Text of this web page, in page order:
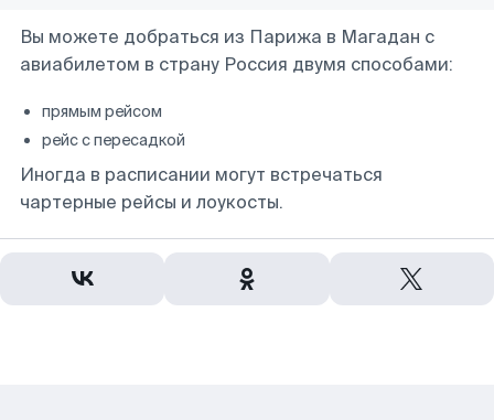
Вы можете добраться из Парижа в Магадан с
авиабилетом в страну Россия двумя способами:
прямым рейсом
рейс с пересадкой
Иногда в расписании могут встречаться
чартерные рейсы и лоукосты.